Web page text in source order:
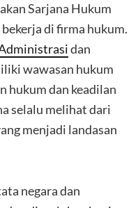
Sarjana Hukum
di firma hukum.
dan
wawasan hukum
hukum dan keadilan
selalu melihat dari
menjadi landasan
negara dan